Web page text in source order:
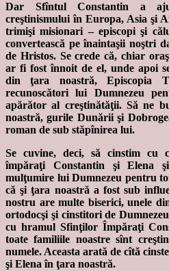
Dar Sfîntul Constantin a
creştinismului în Europa, Asia şi
trimişi misionari – episcopi şi
convertească pe înaintaşii noştri
de Hristos. Se crede că, chiar
ar fi fost înnoit de el, unde apoi
din ţara noastră, Episcopia
recunoscători lui Dumnezeu
apărător al creştinătăţii. Să ne
noastră, gurile Dunării şi
roman de sub stăpînirea lui.
Se cuvine, deci, să cinstim cu
împăraţi Constantin şi Elena
mulţumire lui Dumnezeu pentru
că şi ţara noastră a fost sub
nostru are multe biserici, unele
ortodocşi şi cinstitori de
cu hramul Sfinţilor Împăraţi
toate familiile noastre sînt
numele. Aceasta arată de cîtă
şi Elena în ţara noastră.